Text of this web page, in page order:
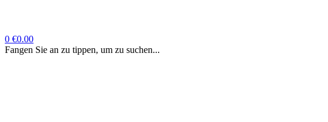
0 €0.00
Fangen Sie an zu tippen, um zu suchen...